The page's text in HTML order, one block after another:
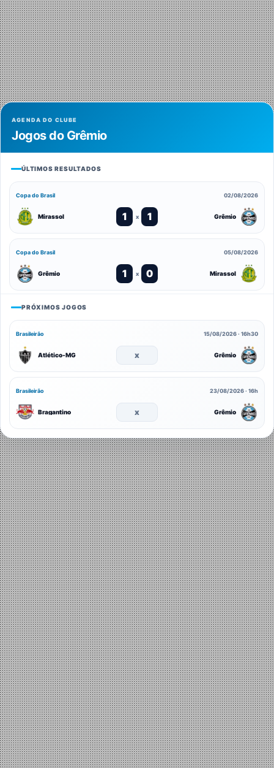
AGENDA DO CLUBE
Jogos do Grêmio
ÚLTIMOS RESULTADOS
Copa do Brasil 02/08/2026
Mirassol 1 x 1 Grêmio
Copa do Brasil 05/08/2026
Grêmio 1 x 0 Mirassol
PRÓXIMOS JOGOS
Brasileirão 15/08/2026 · 16h30
Atlético-MG x Grêmio
Brasileirão 23/08/2026 · 16h
Bragantino x Grêmio